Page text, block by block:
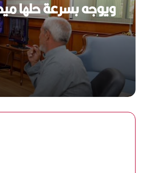
ويوجه بسرعة حلها
محافظ الدقهلية
توك” ببلقاس لضبط
الانضباط المروري